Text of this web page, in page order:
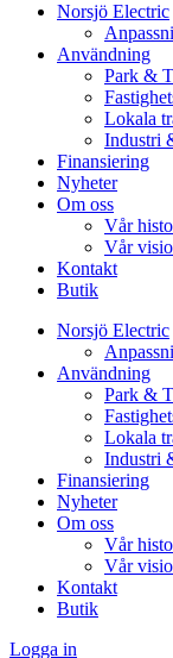
Norsjö Electric
Användning
Park &
Lokala
Industri
Finansiering
Nyheter
Om oss
Vår
Vår
Kontakt
Butik
Norsjö Electric
Användning
Park &
Lokala
Industri
Finansiering
Nyheter
Om oss
Vår
Vår
Kontakt
Butik
Logga in